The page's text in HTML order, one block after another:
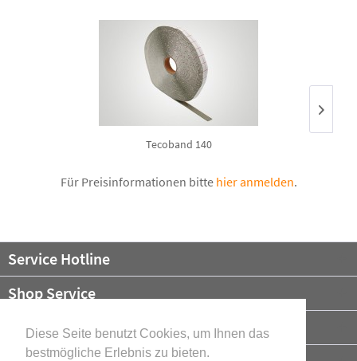
Diese Seite benutzt Cookies, um Ihnen das
bestmögliche Erlebnis zu bieten.
Tecoband 140
Für Preisinformationen bitte hier anmelden.
Service Hotline
Shop Service
Informationen